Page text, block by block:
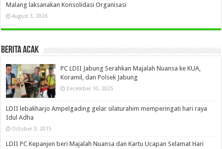
Malang laksanakan Konsolidasi Organisasi
August 3, 2026
Berita Acak
PC LDII Jabung Serahkan Majalah Nuansa ke KUA,
Koramil, dan Polsek Jabung
December 10, 2025
LDII lebakharjo Ampelgading gelar silaturahim memperingati hari raya
Idul Adha
October 3, 2015
LDII PC Kepanjen beri Majalah Nuansa dan Kartu Ucapan Selamat Hari